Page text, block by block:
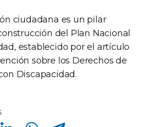
ciudadana es un pilar
del Plan Nacional
establecido por el artículo
sobre los Derechos de
Discapacidad.
Compartir en Linkedin Compartir en Whatsapp Compartir en Telegram